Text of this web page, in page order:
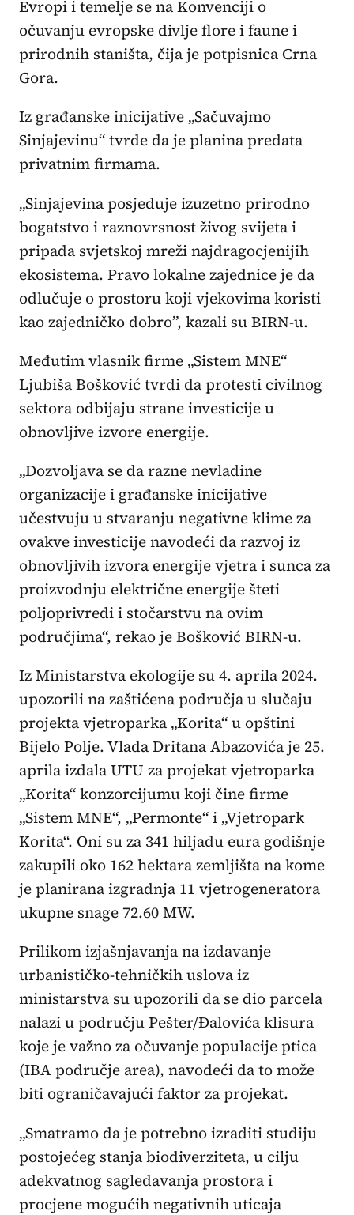
Evropi i temelje se na Konvenciji o
očuvanju evropske divlje flore i faune i
prirodnih staništa, čija je potpisnica Crna
Gora.
Iz građanske inicijative „Sačuvajmo
Sinjajevinu“ tvrde da je planina predata
privatnim firmama.
„Sinjajevina posjeduje izuzetno prirodno
bogatstvo i raznovrsnost živog svijeta i
pripada svjetskoj mreži najdragocjenijih
ekosistema. Pravo lokalne zajednice je da
odlučuje o prostoru koji vjekovima koristi
kao zajedničko dobro”, kazali su BIRN-u.
Međutim vlasnik firme „Sistem MNE“
Ljubiša Bošković tvrdi da protesti civilnog
sektora odbijaju strane investicije u
obnovljive izvore energije.
„Dozvoljava se da razne nevladine
organizacije i građanske inicijative
učestvuju u stvaranju negativne klime za
ovakve investicije navodeći da razvoj iz
obnovljivih izvora energije vjetra i sunca za
proizvodnju električne energije šteti
poljoprivredi i stočarstvu na ovim
područjima“, rekao je Bošković BIRN-u.
Iz Ministarstva ekologije su 4. aprila 2024.
upozorili na zaštićena područja u slučaju
projekta vjetroparka „Korita“ u opštini
Bijelo Polje. Vlada Dritana Abazovića je 25.
aprila izdala UTU za projekat vjetroparka
„Korita“ konzorcijumu koji čine firme
„Sistem MNE“, „Permonte“ i „Vjetropark
Korita“. Oni su za 341 hiljadu eura godišnje
zakupili oko 162 hektara zemljišta na kome
je planirana izgradnja 11 vjetrogeneratora
ukupne snage 72.60 MW.
Prilikom izjašnjavanja na izdavanje
urbanističko-tehničkih uslova iz
ministarstva su upozorili da se dio parcela
nalazi u području Pešter/Đalovića klisura
koje je važno za očuvanje populacije ptica
(IBA područje area), navodeći da to može
biti ograničavajući faktor za projekat.
„Smatramo da je potrebno izraditi studiju
postojećeg stanja biodiverziteta, u cilju
adekvatnog sagledavanja prostora i
procjene mogućih negativnih uticaja